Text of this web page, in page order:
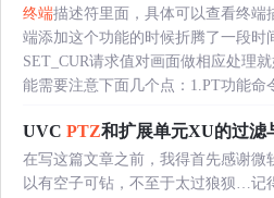
终端描述符里面，具体可以查看终端
端添加这个功能的时候折腾了一段时
SET_CUR请求值对画面做相应处理
能需要注意下面几个点：1.PT功能命
UVC PTZ和扩展单元XU的过滤
在写这篇文章之前，我得首先感谢微
以有空子可钻，不至于太过狼狈…记